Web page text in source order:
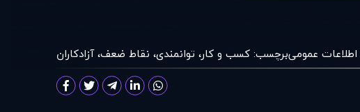
اطلاعات عمومیبرچسب:کسب و کار، توانمندی، نقاط ضعف، آزادکاران